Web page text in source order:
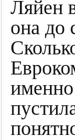
Ляйен
она до